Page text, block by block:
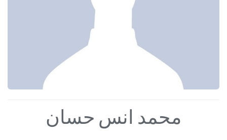
محمد انس حسان